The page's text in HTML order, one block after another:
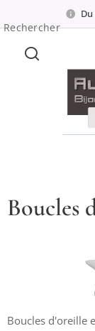
Rechercher
Boucles
Boucles d'oreille